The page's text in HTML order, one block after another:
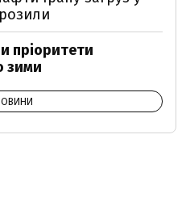
пріоритети
зими